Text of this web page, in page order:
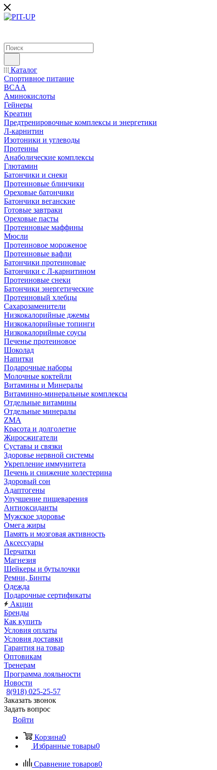
Каталог
Спортивное питание
BCAA
Аминокислоты
Гейнеры
Креатин
Предтренировочные комплексы и энергетики
Л-карнитин
Изотоники и углеводы
Протеины
Анаболические комплексы
Глютамин
Батончики и снеки
Протеиновые блинчики
Ореховые батончики
Батончики веганские
Готовые завтраки
Ореховые пасты
Протеиновые маффины
Мюсли
Протеиновое мороженое
Протеиновые вафли
Батончики протеиновые
Батончики с Л-карнитином
Протеиновые снеки
Батончики энергетические
Протеиновый хлебцы
Сахарозаменители
Низкокалорийные джемы
Низкокалорийные топинги
Низкокалорийные соусы
Печенье протеиновое
Шоколад
Напитки
Подарочные наборы
Молочные коктейли
Витамины и Минералы
Витаминно-минеральные комплексы
Отдельные витамины
Отдельные минералы
ZMA
Красота и долголетие
Жиросжигатели
Суставы и связки
Здоровье нервной системы
Укрепление иммунитета
Печень и снижение холестерина
Здоровый сон
Адаптогены
Улучшение пищеварения
Антиоксиданты
Мужское здоровье
Омега жиры
Память и мозговая активность
Аксессуары
Перчатки
Магнезия
Шейкеры и бутылочки
Ремни, Бинты
Одежда
Подарочные сертификаты
Акции
Бренды
Как купить
Условия оплаты
Условия доставки
Гарантия на товар
Оптовикам
Тренерам
Программа лояльности
Новости
8(918) 025-25-57
Заказать звонок
Задать вопрос
Войти
Корзина0
Избранные товары0
Сравнение товаров0